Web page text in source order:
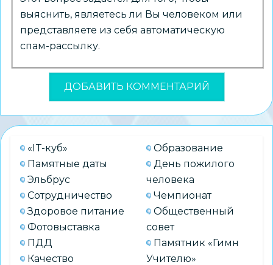
выяснить, являетесь ли Вы человеком или
представляете из себя автоматическую
спам-рассылку.
«IT-куб»
Памятные даты
Эльбрус
Сотрудничество
Здоровое питание
Фотовыставка
ПДД
Качество
Образование
День пожилого
человека
Чемпионат
Общественный
совет
Памятник «Гимн
Учителю»